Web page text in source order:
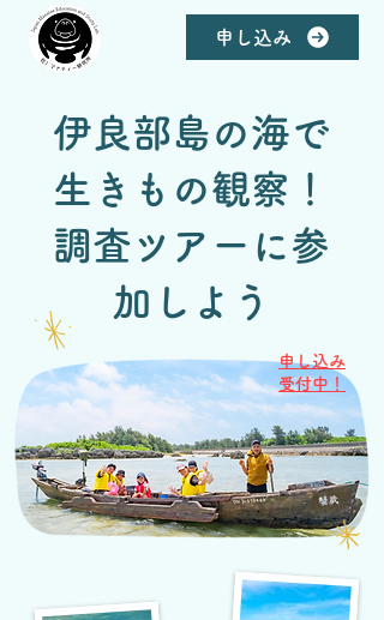
申し込み
伊良部島の海で
生きもの観察！
調査ツアーに参
加しよう
申し込み
受付中！